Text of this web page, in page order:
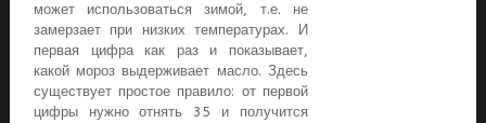
может использоваться зимой, т.е. не
замерзает при низких температурах. И
первая цифра как раз и показывает,
какой мороз выдерживает масло. Здесь
существует простое правило: от первой
цифры нужно отнять 35 и получится